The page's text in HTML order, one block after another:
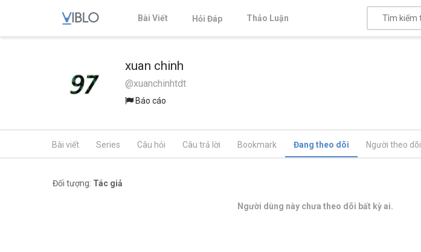
Bài Viết Hỏi Đáp Thảo Luận
xuan chinh
@xuanchinhtdt
Báo cáo
Bài viết Series Câu hỏi Câu trả lời Bookmark Đang theo dõi Người theo dõi
Đối tượng: Tác giả
Người dùng này chưa theo dõi bất kỳ ai.